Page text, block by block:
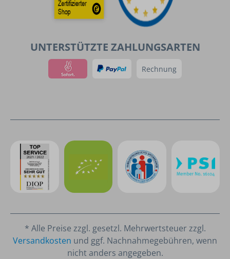
UNTERSTÜTZTE ZAHLUNGSARTEN
Rechnung
* Alle Preise zzgl. gesetzl. Mehrwertsteuer zzgl.
Versandkosten und ggf. Nachnahmegebühren, wenn
nicht anders angegeben.